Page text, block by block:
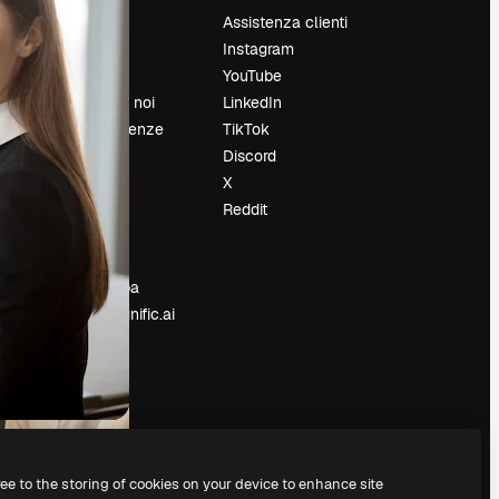
Prezzi
Chi siamo
Recensioni
Lavora con noi
Cerca tendenze
Blog
Eventi
Slidesgo
Vendi i tuoi
contenuti
Sala stampa
Cerchi magnific.ai
Assistenza clienti
Instagram
YouTube
LinkedIn
TikTok
Discord
X
Reddit
to the storing of cookies on your device to enhance site